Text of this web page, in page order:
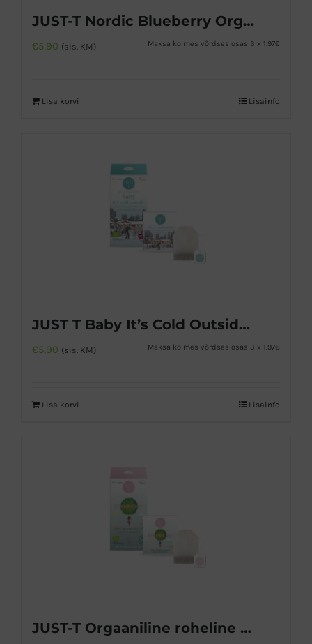
JUST-T Nordic Blueberry Orgaaniline puuviljatee
€5,90 (sis. KM) Maksa kolmes võrdses osas 3 x 1.97€
Lisa korvi Lisainfo
JUST T Baby It’s Cold Outside 1,75g x 20tk
€5,90 (sis. KM) Maksa kolmes võrdses osas 3 x 1.97€
Lisa korvi Lisainfo
JUST-T Orgaaniline roheline tee Matcha, Acai ja greibiga